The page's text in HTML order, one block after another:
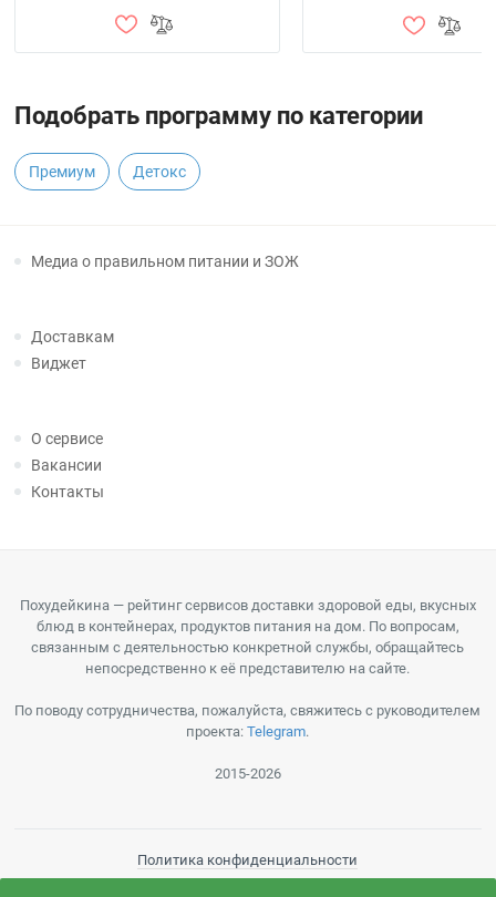
Подобрать программу по категории
Премиум Детокс
Медиа о правильном питании и ЗОЖ
Доставкам
Виджет
О сервисе
Вакансии
Контакты
Похудейкина — рейтинг сервисов доставки здоровой еды, вкусных
блюд в контейнерах, продуктов питания на дом. По вопросам,
связанным с деятельностью конкретной службы, обращайтесь
непосредственно к её представителю на сайте.
По поводу сотрудничества, пожалуйста, свяжитесь с руководителем
проекта:Telegram.
2015-2026
Политика конфиденциальности